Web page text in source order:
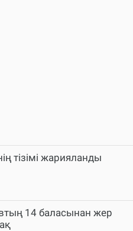
тізімі жарияланды
14 баласынан жер